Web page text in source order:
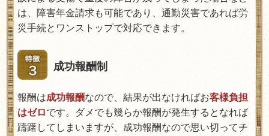
は、障害年金請求も可能であり、通勤災害であれば労
災手続とワンストップで対応できます。
成功報酬制
報酬は成功報酬なので、結果が出なければお客様負担
はゼロです。ダメでも幾らか報酬が発生するとなれば
躊躇してしまいますが、成功報酬なので思い切ってチ